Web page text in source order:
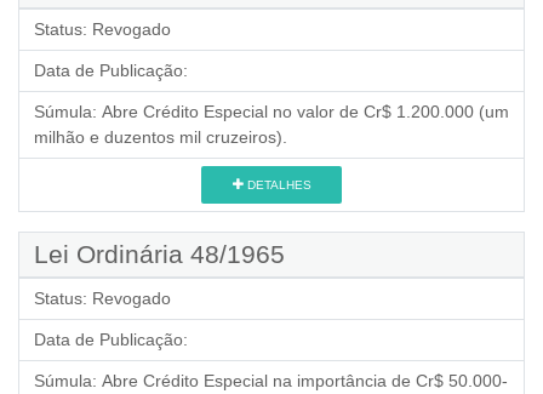
Status: Revogado
Data de Publicação:
Súmula: Abre Crédito Especial no valor de Cr$ 1.200.000 (um
milhão e duzentos mil cruzeiros).
DETALHES
Lei Ordinária 48/1965
Status: Revogado
Data de Publicação:
Súmula: Abre Crédito Especial na importância de Cr$ 50.000-